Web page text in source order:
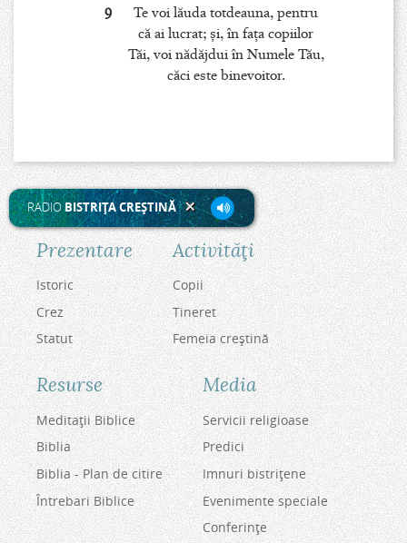
9
Te voi lăuda totdeauna, pentru
că ai lucrat; şi, în faţa copiilor
Tăi, voi nădăjdui în Numele Tău,
căci este binevoitor.
RADIOBISTRIŢA CREŞTINĂ
Prezentare
Istoric
Crez
Statut
Activităţi
Copii
Tineret
Femeia creştină
Resurse
Meditaţii Biblice
Biblia
Biblia - Plan de citire
Întrebari Biblice
Media
Servicii religioase
Predici
Imnuri bistriţene
Evenimente speciale
Conferinţe